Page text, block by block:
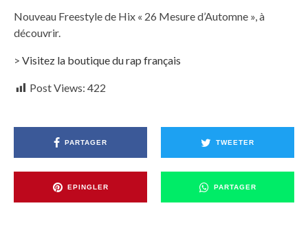
Nouveau Freestyle de Hix « 26 Mesure d’Automne », à
découvrir.
> Visitez la boutique du rap français
Post Views: 422
PARTAGER TWEETER
EPINGLER PARTAGER